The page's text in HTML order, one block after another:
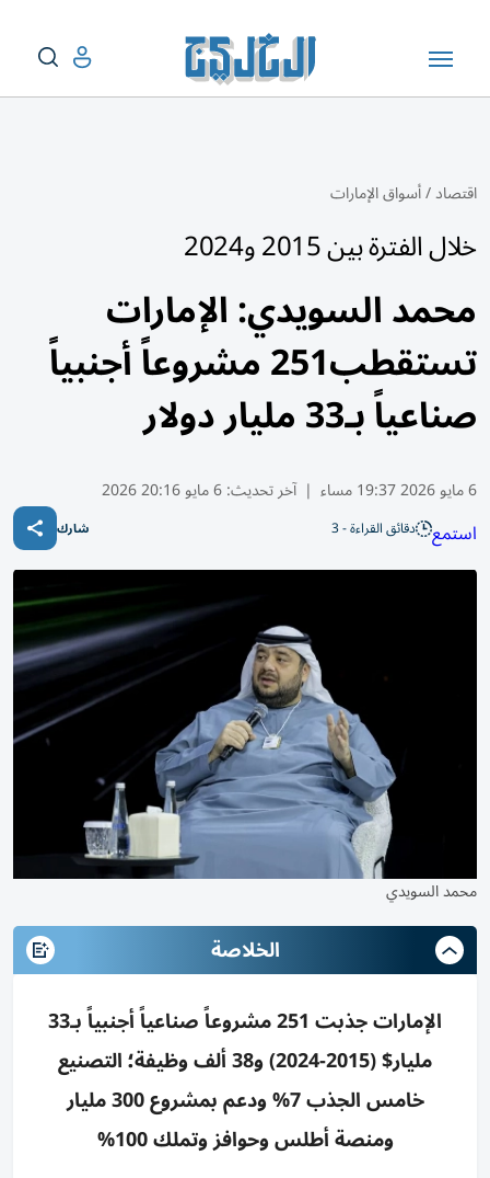
اقتصاد/أسواق الإمارات
خلال الفترة بين 2015 و2024
محمد السويدي: الإمارات
تستقطب251 مشروعاً أجنبياً
صناعياً بـ33 مليار دولار
6 مايو 2026 19:37 مساء | آخر تحديث:6 مايو 20:16 2026
استمع دقائق القراءة - 3 شارك
محمد السويدي
الخلاصة
الإمارات جذبت 251 مشروعاً صناعياً أجنبياً بـ33
مليار$ (2015-2024) و38 ألف وظيفة؛ التصنيع
خامس الجذب 7% ودعم بمشروع 300 مليار
ومنصة أطلس وحوافز وتملك 100%